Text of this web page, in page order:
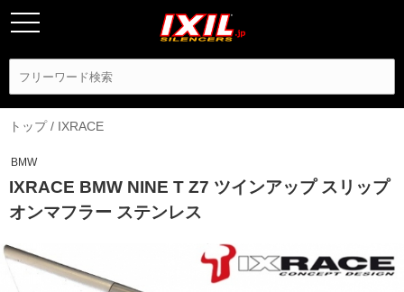
トップ/ IXRACE
BMW
IXRACE BMW NINE T Z7 ツインアップ スリップ
オンマフラー ステンレス